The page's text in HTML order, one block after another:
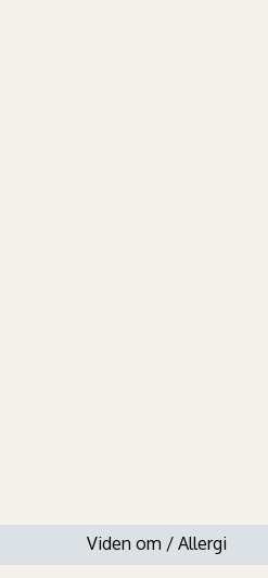
Viden om / Allergi